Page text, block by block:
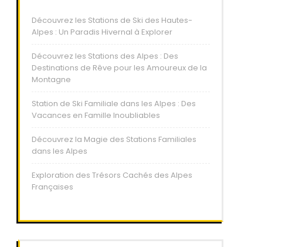
Découvrez les Stations de Ski des Hautes-
Alpes : Un Paradis Hivernal à Explorer
Découvrez les Stations des Alpes : Des
Destinations de Rêve pour les Amoureux de la
Montagne
Station de Ski Familiale dans les Alpes : Des
Vacances en Famille Inoubliables
Découvrez la Magie des Stations Familiales
dans les Alpes
Exploration des Trésors Cachés des Alpes
Françaises